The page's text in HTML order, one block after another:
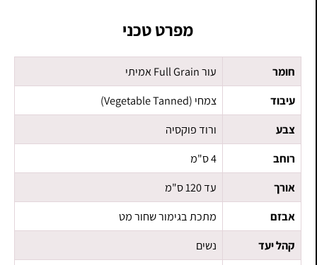
מפרט טכני
חומר
עור Full Grain אמיתי
עיבוד
צמחי (Vegetable Tanned)
צבע
ורוד פוקסיה
רוחב
4 ס"מ
אורך
עד 120 ס"מ
אבזם
מתכת בגימור שחור מט
קהל יעד
נשים